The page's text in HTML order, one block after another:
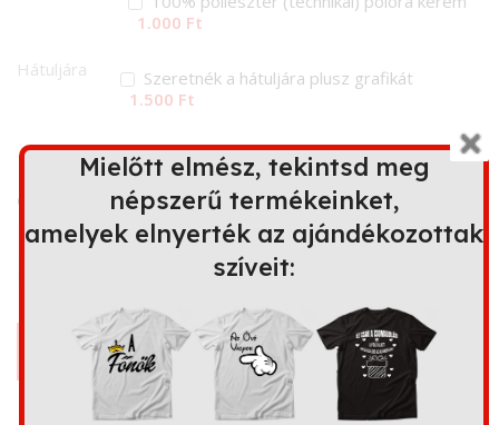
1.000 Ft
Hátuljára
Szeretnék a hátuljára plusz grafikát
1.500 Ft
Ez a minta további terméken is
elérhető
Bögre
Kapucnis
pulóver
Párna Kötény
Mielőtt elmész, tekintsd meg
népszerű termékeinket,
amelyek elnyerték az ajándékozottak
szíveit: